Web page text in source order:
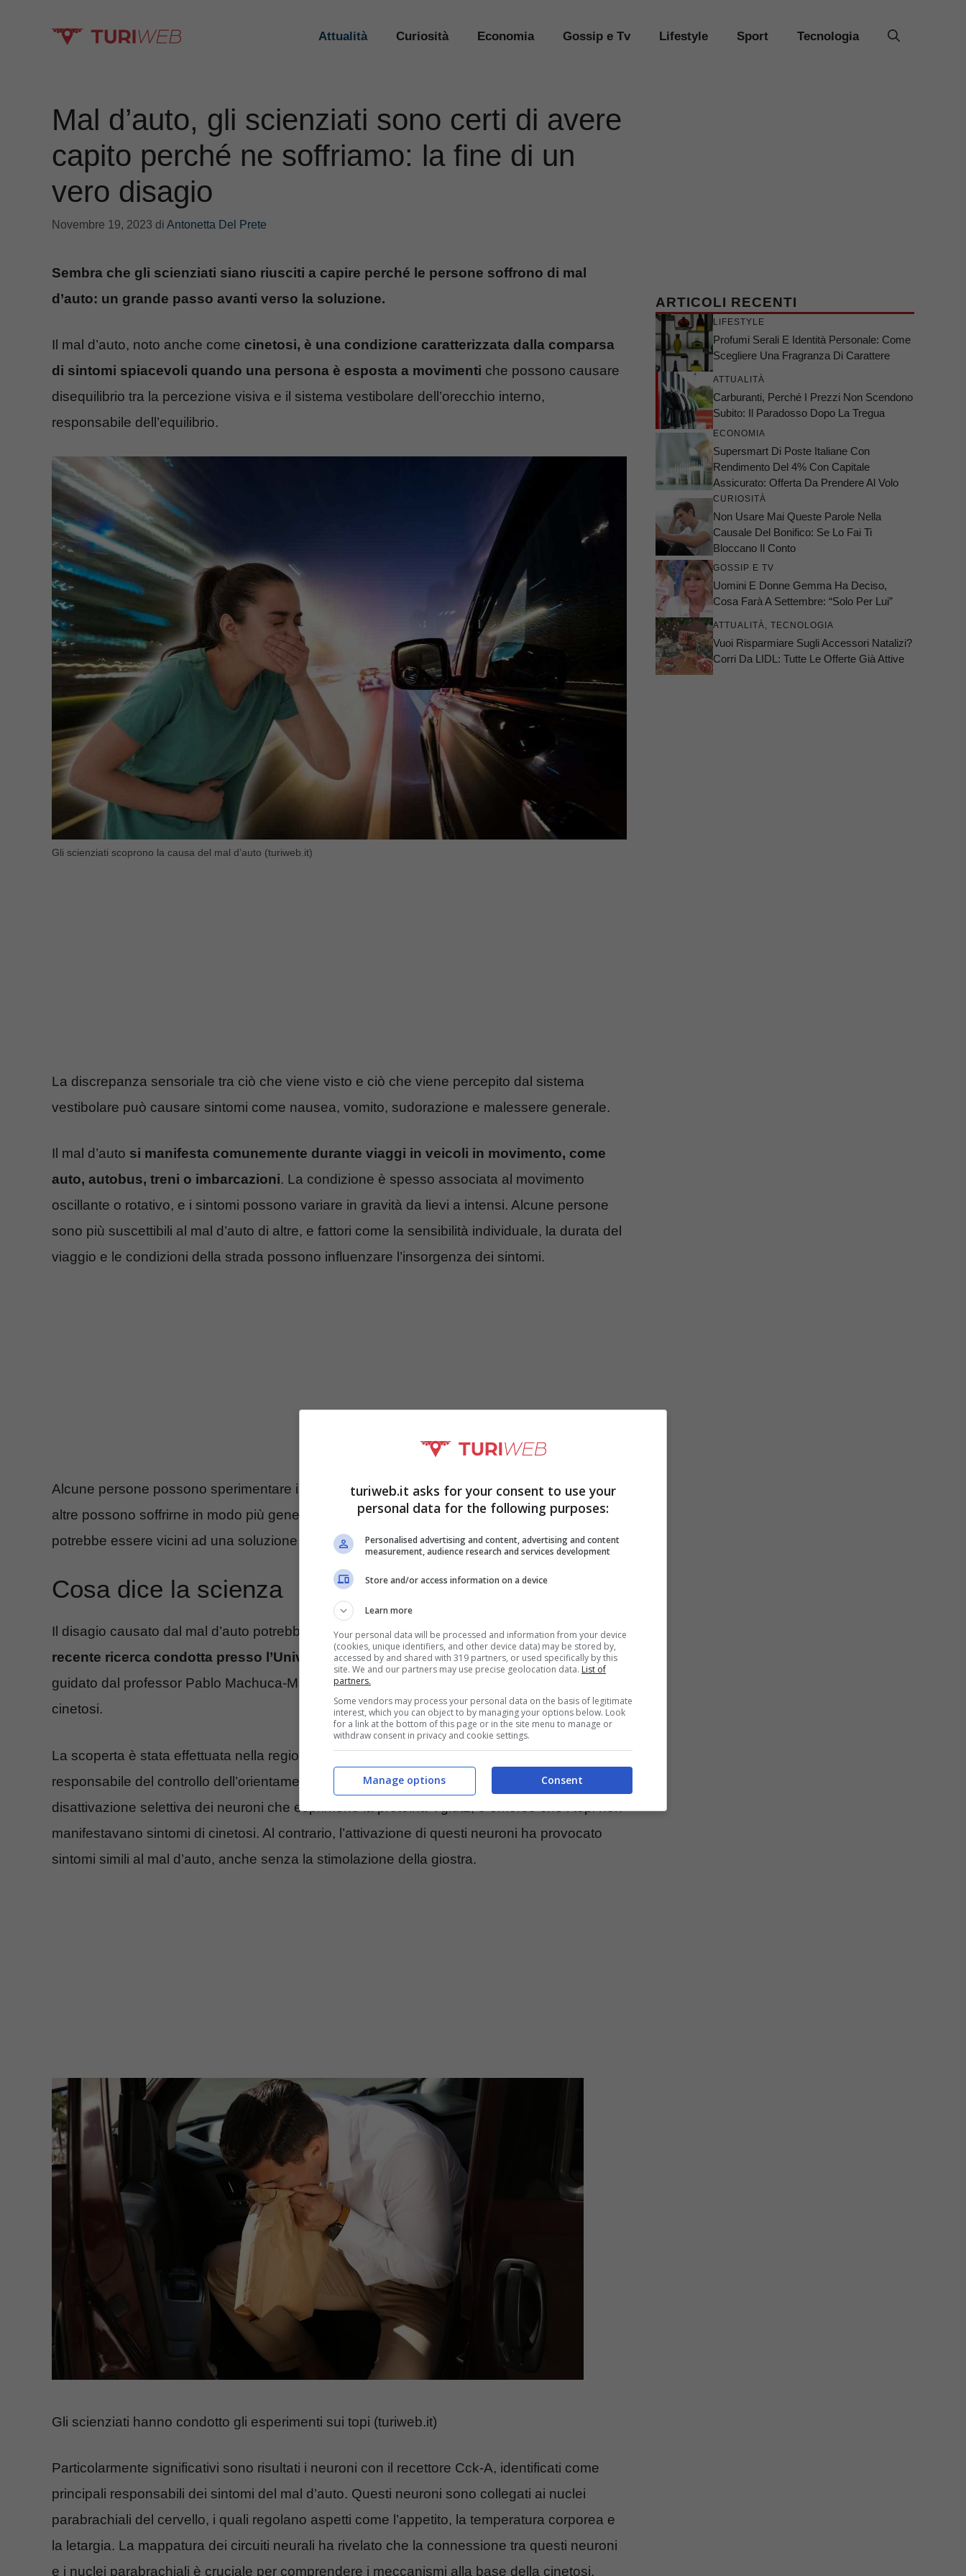
Attualità Curiosità Economia Gossip e Tv Lifestyle Sport Tecnologia
Mal d’auto, gli scienziati sono certi di avere
capito perché ne soffriamo: la fine di un
vero disagio
Novembre 19, 2023 di Antonetta Del Prete
Sembra che gli scienziati siano riusciti a capire perché le persone soffrono di mal
d’auto: un grande passo avanti verso la soluzione.
Il mal d’auto, noto anche come cinetosi, è una condizione caratterizzata dalla comparsa
di sintomi spiacevoli quando una persona è esposta a movimenti che possono causare
disequilibrio tra la percezione visiva e il sistema vestibolare dell’orecchio interno,
responsabile dell’equilibrio.
Gli scienziati scoprono la causa del mal d’auto (turiweb.it)
La discrepanza sensoriale tra ciò che viene visto e ciò che viene percepito dal sistema
vestibolare può causare sintomi come nausea, vomito, sudorazione e malessere generale.
Il mal d’auto si manifesta comunemente durante viaggi in veicoli in movimento, come
auto, autobus, treni o imbarcazioni. La condizione è spesso associata al movimento
oscillante o rotativo, e i sintomi possono variare in gravità da lievi a intensi. Alcune persone
sono più suscettibili al mal d’auto di altre, e fattori come la sensibilità individuale, la durata del
viaggio e le condizioni della strada possono influenzare l’insorgenza dei sintomi.
Alcune persone possono sperimentare il mal d’auto solo in determinate circostanze, mentre
altre possono soffrirne in modo più generale durante i viaggi. La novità importante è che si
potrebbe essere vicini ad una soluzione grazie ad un recente studio
Cosa dice la scienza
Il disagio causato dal mal d’auto potrebbe essere più vicino auna soluzione grazie a una
recente ricerca condotta presso l’Università Autonoma di Barcellona su topi.Il team
guidato dal professor Pablo Machuca-Márquez ha individuato i neuroni responsabili della
cinetosi.
La scoperta è stata effettuata nella regione del tronco encefalico nota come nuclei vestibolari,
responsabile del controllo dell’orientamento nello spazio e del movimento. Attraverso la
disattivazione selettiva dei neuroni che esprimono la proteina Vglut2, è emerso che i topi non
manifestavano sintomi di cinetosi. Al contrario, l’attivazione di questi neuroni ha provocato
sintomi simili al mal d’auto, anche senza la stimolazione della giostra.
Gli scienziati hanno condotto gli esperimenti sui topi (turiweb.it)
Particolarmente significativi sono risultati i neuroni con il recettore Cck-A, identificati come
principali responsabili dei sintomi del mal d’auto. Questi neuroni sono collegati ai nuclei
parabrachiali del cervello, i quali regolano aspetti come l’appetito, la temperatura corporea e
la letargia. La mappatura dei circuiti neurali ha rivelato che la connessione tra questi neuroni
e i nuclei parabrachiali è cruciale per comprendere i meccanismi alla base della cinetosi.
ARTICOLI RECENTI
LIFESTYLE
Profumi Serali E Identità Personale: Come
Scegliere Una Fragranza Di Carattere
ATTUALITÀ
Carburanti, Perché I Prezzi Non Scendono
Subito: Il Paradosso Dopo La Tregua
ECONOMIA
Supersmart Di Poste Italiane Con
Rendimento Del 4% Con Capitale
Assicurato: Offerta Da Prendere Al Volo
CURIOSITÀ
Non Usare Mai Queste Parole Nella
Causale Del Bonifico: Se Lo Fai Ti
Bloccano Il Conto
GOSSIP E TV
Uomini E Donne Gemma Ha Deciso,
Cosa Farà A Settembre: “Solo Per Lui”
ATTUALITÀ, TECNOLOGIA
Vuoi Risparmiare Sugli Accessori Natalizi?
Corri Da LIDL: Tutte Le Offerte Già Attive
turiweb.it asks for your consent to use your
personal data for the following purposes:
Personalised advertising and content, advertising and content
measurement, audience research and services development
Store and/or access information on a device
Learn more
Your personal data will be processed and information from your device
(cookies, unique identifiers, and other device data) may be stored by,
accessed by and shared with 319 partners, or used specifically by this
site. We and our partners may use precise geolocation data. List of
partners.
Some vendors may process your personal data on the basis of legitimate
interest, which you can object to by managing your options below. Look
for a link at the bottom of this page or in the site menu to manage or
withdraw consent in privacy and cookie settings.
Consent
Manage options